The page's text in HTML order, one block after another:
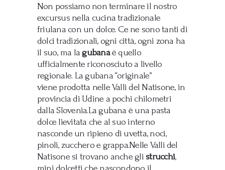
Non possiamo non terminare il nostro
excursus nella cucina tradizionale
friulana con un dolce. Ce ne sono tanti di
dolci tradizionali, ogni città, ogni zona ha
il suo, ma lagubanaè quello
ufficialmente riconosciuto a livello
regionale. La gubana “originale”
viene prodotta nelle Valli del Natisone, in
provincia di Udine a pochi chilometri
dalla Slovenia.La gubana è una pasta
dolce lievitata che al suo interno
nasconde un ripieno di uvetta, noci,
pinoli, zucchero e grappa.Nelle Valli del
Natisone si trovano anche glistrucchi,